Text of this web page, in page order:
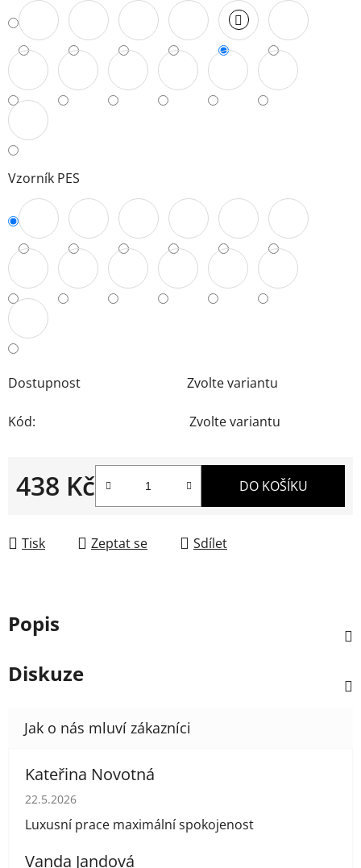
Vzorník PES
Dostupnost Zvolte variantu
Kód: Zvolte variantu
438 Kč DO KOŠÍKU
Tisk Zeptat se Sdílet
Popis
Diskuze
Kateřina Novotná
Hodnocení obchodu je 5 z 5 hvězdiček.
22.5.2026
Luxusní prace maximální spokojenost
Vanda Jandová